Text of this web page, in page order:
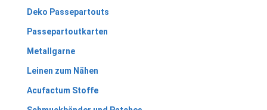
Deko Passepartouts
Passepartoutkarten
Metallgarne
Leinen zum Nähen
Acufactum Stoffe